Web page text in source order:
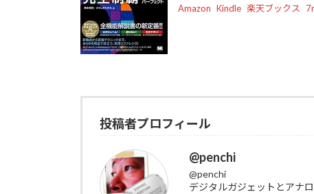
Amazon Kindle 楽天ブックス
投稿者プロフィール
@penchi
@penchi
デジタルガジェットとアナ